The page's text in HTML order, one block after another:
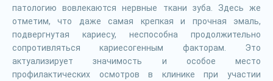
патологию вовлекаются нервные ткани зуба. Здесь же
отметим, что даже самая крепкая и прочная эмаль,
подвергнутая кариесу, неспособна продолжительно
сопротивляться кариесогенным факторам. Это
актуализирует значимость и особое место
профилактических осмотров в клинике при участии